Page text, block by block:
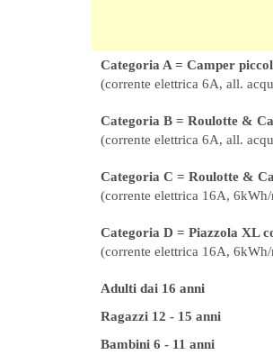
Categoria A = Camper
(corrente elettrica 6A, all.
Categoria B = Roulotte &
(corrente elettrica 6A, all.
Categoria C = Roulotte &
(corrente elettrica 16A,
Categoria D = Piazzola XL
(corrente elettrica 16A,
Adulti dai 16 anni
Ragazzi 12 - 15 anni
Bambini 6 - 11 anni